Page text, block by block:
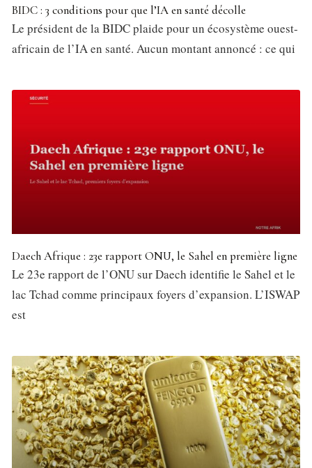
BIDC : 3 conditions pour que l’IA en santé décolle
Le président de la BIDC plaide pour un écosystème ouest-
africain de l’IA en santé. Aucun montant annoncé : ce qui
Daech Afrique : 23e rapport ONU, le Sahel en première ligne
Le 23e rapport de l’ONU sur Daech identifie le Sahel et le
lac Tchad comme principaux foyers d’expansion. L’ISWAP
est